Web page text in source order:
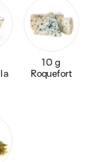
10 g
Roquefort